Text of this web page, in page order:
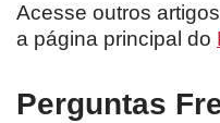
Acesse outros
a página principal do
Perguntas